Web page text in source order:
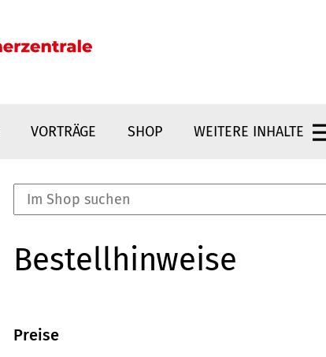
VORTRÄGE SHOP WEITERE INHALTE
Bestellhinweise
Preise